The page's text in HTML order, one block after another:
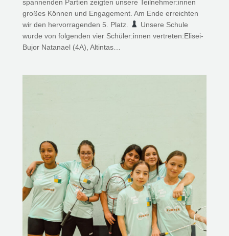
spannenden Partien zeigten unsere Teilnehmer:innen
großes Können und Engagement. Am Ende erreichten
wir den hervorragenden 5. Platz.
Unsere Schule
wurde von folgenden vier Schüler:innen vertreten:Elisei-
Bujor Natanael (4A), Altintas…